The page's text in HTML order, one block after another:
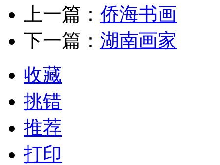
上一篇： 侨海书画
下一篇： 湖南画家
收藏
挑错
推荐
打印